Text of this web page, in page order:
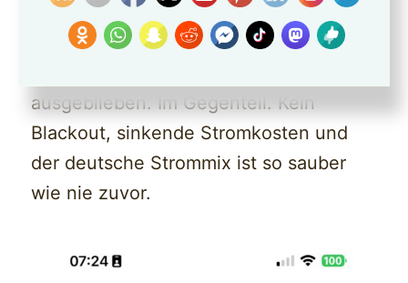
Horrorszenarien wie Blackout,
steigende Strompreise oder eine
ausgeblieben. Im Gegenteil. Kein
Blackout, sinkende Stromkosten und
der deutsche Strommix ist so sauber
wie nie zuvor.